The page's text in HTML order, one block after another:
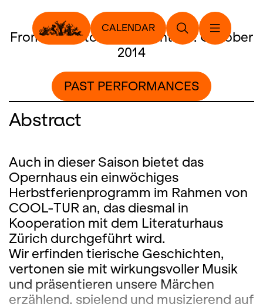
CALENDAR
From 13. October 2014 until 17. October
2014
PAST PERFORMANCES
Abstract
Auch in dieser Saison bietet das
Opernhaus ein einwöchiges
Herbstferienprogramm im Rahmen von
COOL-TUR an, das diesmal in
Kooperation mit dem Literaturhaus
Zürich durchgeführt wird.
Wir erfinden tierische Geschichten,
vertonen sie mit wirkungsvoller Musik
und präsentieren unsere Märchen
erzählend, spielend und musizierend auf